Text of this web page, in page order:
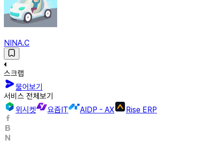
NINA.C
스크랩
물어보기
서비스 전체보기
위시켓
요즘IT AIDP - AX Rise ERP